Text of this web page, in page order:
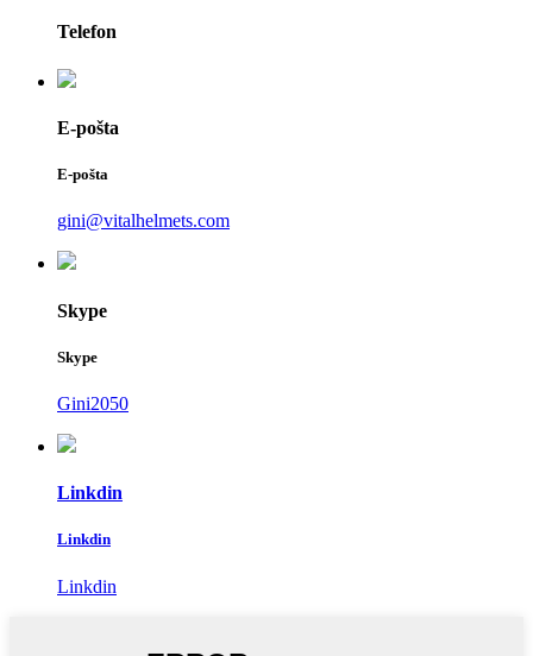
Telefon
E-pošta
E-pošta
gini@vitalhelmets.com
Skype
Skype
Gini2050
Linkdin
Linkdin
Linkdin